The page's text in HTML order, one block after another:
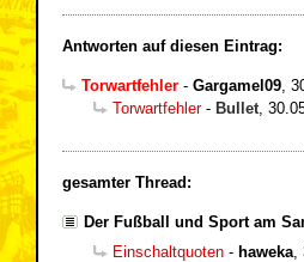
Antworten auf diesen Eintrag:
Torwartfehler - Gargamel09,
Torwartfehler- Bullet,
gesamter Thread:
Der Fußball und Sport am
Einschaltquoten - haweka